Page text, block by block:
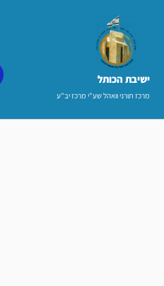
ישיבת הכותל​
מרכז תורני וואהל שע"י מרכז יב"ע